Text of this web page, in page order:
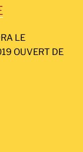
LE
OUVERT DE